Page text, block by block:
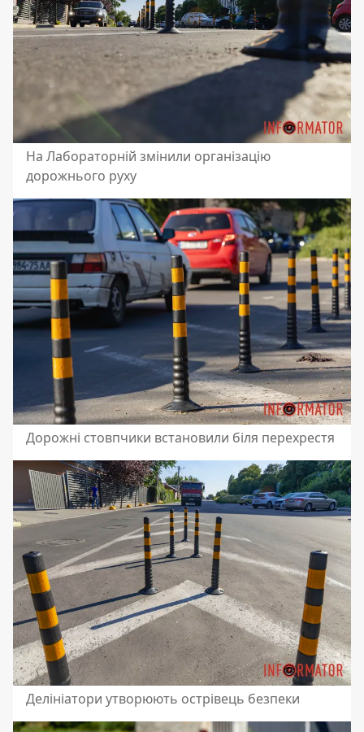
На Лабораторній змінили організацію
дорожнього руху
Дорожні стовпчики встановили біля перехрестя
Делініатори утворюють острівець безпеки